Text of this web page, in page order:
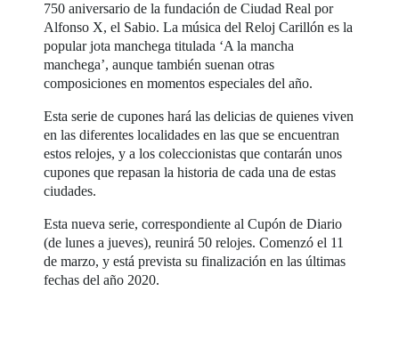
750 aniversario de la fundación de Ciudad Real por
Alfonso X, el Sabio. La música del Reloj Carillón es la
popular jota manchega titulada ‘A la mancha
manchega’, aunque también suenan otras
composiciones en momentos especiales del año.
Esta serie de cupones hará las delicias de quienes viven
en las diferentes localidades en las que se encuentran
estos relojes, y a los coleccionistas que contarán unos
cupones que repasan la historia de cada una de estas
ciudades.
Esta nueva serie, correspondiente al Cupón de Diario
(de lunes a jueves), reunirá 50 relojes. Comenzó el 11
de marzo, y está prevista su finalización en las últimas
fechas del año 2020.